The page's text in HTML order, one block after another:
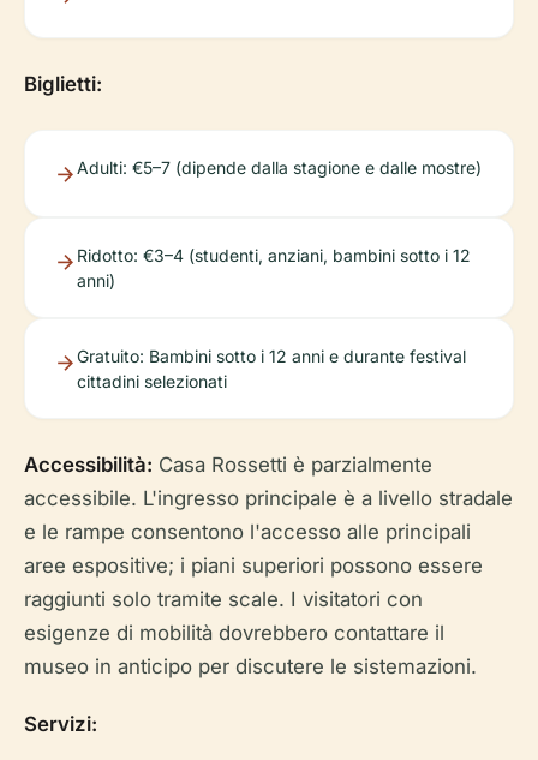
Biglietti:
Adulti: €5–7 (dipende dalla stagione e dalle mostre)
Ridotto: €3–4 (studenti, anziani, bambini sotto i 12
anni)
Gratuito: Bambini sotto i 12 anni e durante festival
cittadini selezionati
Accessibilità: Casa Rossetti è parzialmente
accessibile. L'ingresso principale è a livello stradale
e le rampe consentono l'accesso alle principali
aree espositive; i piani superiori possono essere
raggiunti solo tramite scale. I visitatori con
esigenze di mobilità dovrebbero contattare il
museo in anticipo per discutere le sistemazioni.
Servizi: